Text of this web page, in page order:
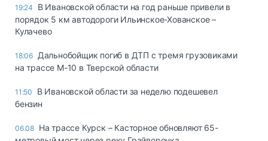
19:24
В Ивановской области на год раньше привели в
порядок 5 км автодороги Ильинское-Хованское –
Кулачево
18:06 Дальнобойщик погиб в ДТП с тремя грузовиками
на трассе М-10 в Тверской области
11:50
В Ивановской области за неделю подешевел
бензин
06.08 На трассе Курск – Касторное обновляют 65-